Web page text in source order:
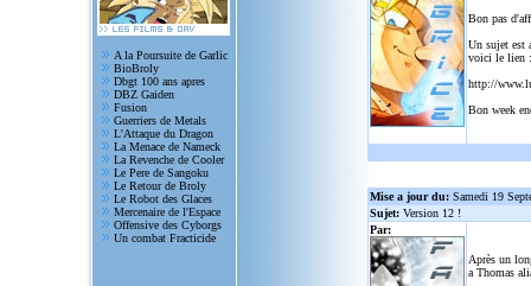
A la Poursuite de Garlic
BioBroly
Dbgt 100 ans apres
DBZ Gaiden
Fusion
Guerriers de Metals
L'Attaque du Dragon
La Menace de Nameck
La Revenche de Cooler
Le Pere de Sangoku
Le Retour de Broly
Le Robot des Glaces
Mercenaire de l'Espace
Offensive des Cyborgs
Un combat Fracticide
Bon pas
Un sujet est
voici le lien :
http://
Bon week
Mise a jour du: Samedi 19
Sujet: Version 12 !
Par:
Après un
a Thomas